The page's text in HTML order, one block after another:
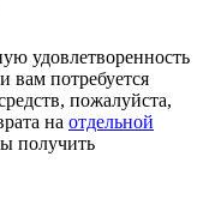
удовлетворенность
вам потребуется
пожалуйста,
на отдельной
получить